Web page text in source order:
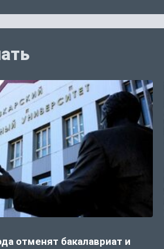
отменят бакалавриат и